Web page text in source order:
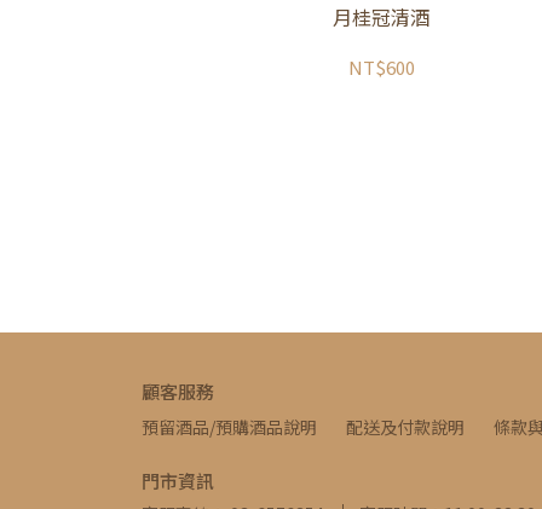
月桂冠清酒
NT$600
顧客服務
預留酒品/預購酒品說明 配送及付款說明 條款
門市資訊